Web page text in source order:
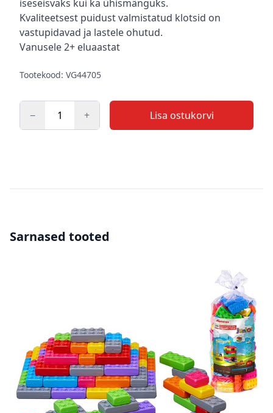
iseseisvaks kui ka ühismänguks.
Kvaliteetsest puidust valmistatud klotsid on
vastupidavad ja lastele ohutud.
Vanusele 2+ eluaastat
Tootekood: VG44705
− + Lisa ostukorvi
Sarnased tooted